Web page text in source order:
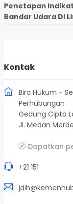
Penetapan
Bandar Udara Di
Kontak
Biro Hukum -
Perhubungan
Gedung Cipta
Jl. Medan
Dapatkan
+21 151